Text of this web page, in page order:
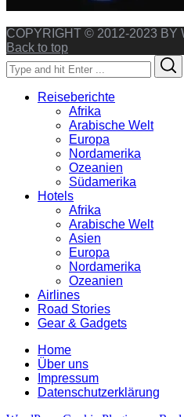
COPYRIGHT © 2012-2023
Back to top
Search
for:
Reiseberichte
Afrika
Arabische Welt
Europa
Nordamerika
Ozeanien
Südamerika
Hotels
Afrika
Arabische Welt
Asien
Europa
Nordamerika
Ozeanien
Airlines
Road Stories
Gear & Gadgets
Home
Über uns
Impressum
Datenschutzerklärung